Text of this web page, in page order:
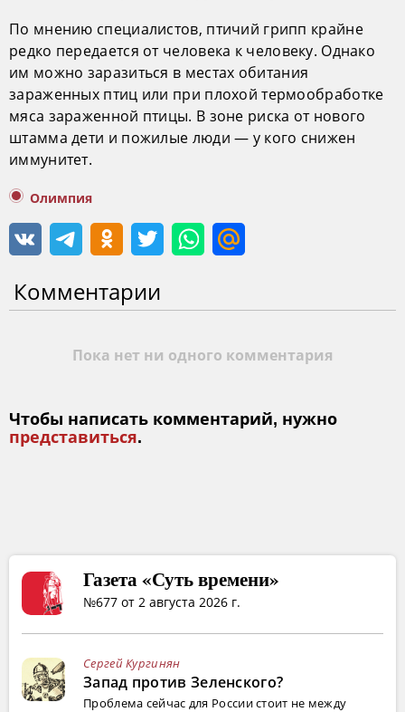
По мнению специалистов, птичий грипп крайне
редко передается от человека к человеку. Однако
им можно заразиться в местах обитания
зараженных птиц или при плохой термообработке
мяса зараженной птицы. В зоне риска от нового
штамма дети и пожилые люди — у кого снижен
иммунитет.
Олимпия
Комментарии
Пока нет ни одного комментария
Чтобы написать комментарий, нужно
представиться.
Газета «Суть времени»
№677 от 2 августа 2026 г.
Сергей Кургинян
Запад против Зеленского?
Проблема сейчас для России стоит не между